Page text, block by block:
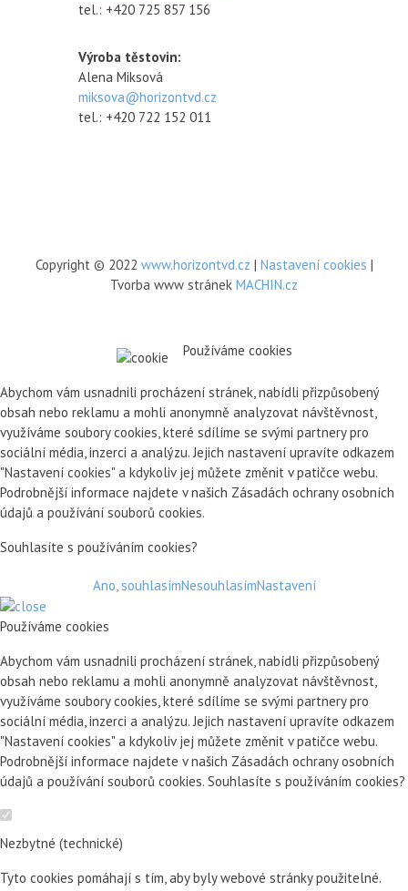
tel.: +420 725 857 156
Výroba těstovin:
Alena Miksová
miksova@horizontvd.cz
tel.: +420 722 152 011
Copyright © 2022 www.horizontvd.cz | Nastavení cookies |
Tvorba www stránek MACHIN.cz
Používáme cookies
Abychom vám usnadnili procházení stránek, nabídli přizpůsobený
obsah nebo reklamu a mohli anonymně analyzovat návštěvnost,
využíváme soubory cookies, které sdílíme se svými partnery pro
sociální média, inzerci a analýzu. Jejich nastavení upravíte odkazem
"Nastavení cookies" a kdykoliv jej můžete změnit v patičce webu.
Podrobnější informace najdete v našich Zásadách ochrany osobních
údajů a používání souborů cookies.
Souhlasíte s používáním cookies?
Ano, souhlasímNesouhlasímNastavení
Používáme cookies
Abychom vám usnadnili procházení stránek, nabídli přizpůsobený
obsah nebo reklamu a mohli anonymně analyzovat návštěvnost,
využíváme soubory cookies, které sdílíme se svými partnery pro
sociální média, inzerci a analýzu. Jejich nastavení upravíte odkazem
"Nastavení cookies" a kdykoliv jej můžete změnit v patičce webu.
Podrobnější informace najdete v našich Zásadách ochrany osobních
údajů a používání souborů cookies. Souhlasíte s používáním cookies?
Nezbytné (technické)
Tyto cookies pomáhají s tím, aby byly webové stránky použitelné.